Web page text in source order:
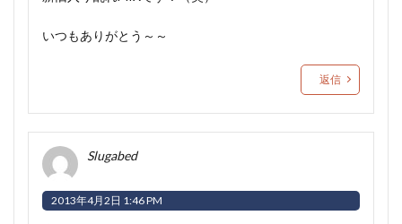
いつもありがとう～～
返信
Slugabed
2013年4月2日 1:46 PM